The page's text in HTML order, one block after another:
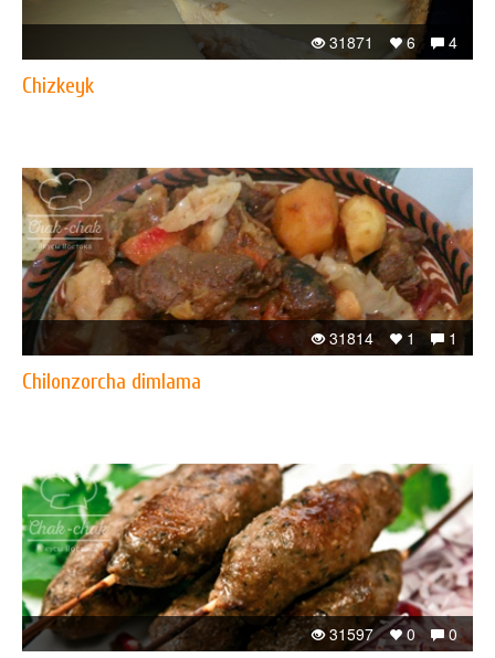
4
6
31871
Chizkeyk
1
1
31814
Chilonzorcha dimlama
0
0
31597